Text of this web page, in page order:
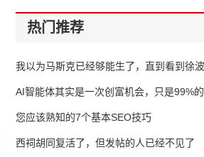
热门推荐
我以为马斯克已经够能生了，直到看到
AI智能体其实是一次创富机会，只是99%
错过了
您应该熟知的7个基本SEO技巧
西祠胡同复活了，但发帖的人已经不见了